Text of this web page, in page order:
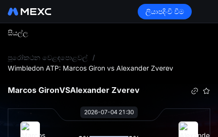
ලියාපදිංචි වීම
සියල්ල
පුරෝකථන වෙළඳපොළවල්
/
Wimbledon ATP: Marcos Giron vs Alexander Zverev
Marcos GironVSAlexander Zverev
2026-07-04 21:30